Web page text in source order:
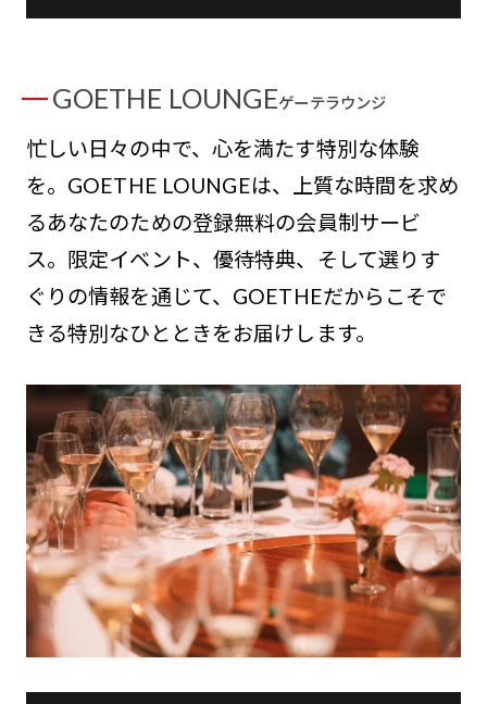
GOETHE LOUNGEゲーテラウンジ
忙しい日々の中で、心を満たす特別な体験
を。GOETHE LOUNGEは、上質な時間を求め
るあなたのための登録無料の会員制サービ
ス。限定イベント、優待特典、そして選りす
ぐりの情報を通じて、GOETHEだからこそで
きる特別なひとときをお届けします。